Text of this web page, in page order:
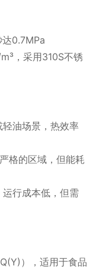
达0.7MPa
，采用310S不锈
轻油场景，热效率
格的区域，但能耗
运行成本低，但需
），适用于食品